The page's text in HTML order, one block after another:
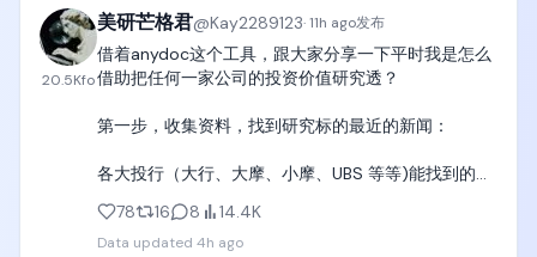
20.5Kfo
美研芒格君@Kay2289123·11h ago发布
借着anydoc这个工具，跟大家分享一下平时我是怎么
借助把任何一家公司的投资价值研究透？
第一步，收集资料，找到研究标的最近的新闻：
各大投行（大行、大摩、小摩、UBS 等等)能找到的所
第二步，派发 Agent Team：
78 16 8 14.4K
Data updated 4h ago